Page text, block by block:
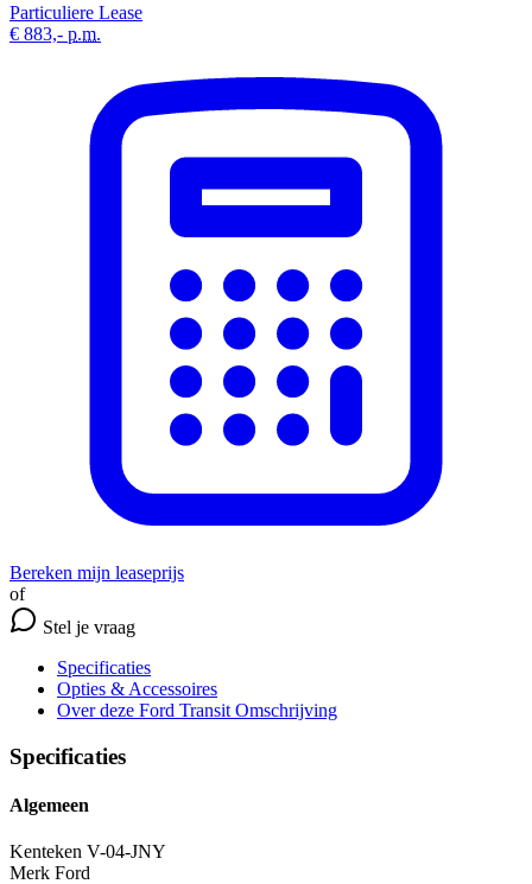
Particuliere Lease
€ 883,- p.m.
Bereken mijn leaseprijs
of
Stel je vraag
Specificaties
Opties & Accessoires
Over deze Ford Transit Omschrijving
Specificaties
Algemeen
Kenteken V-04-JNY
Merk Ford